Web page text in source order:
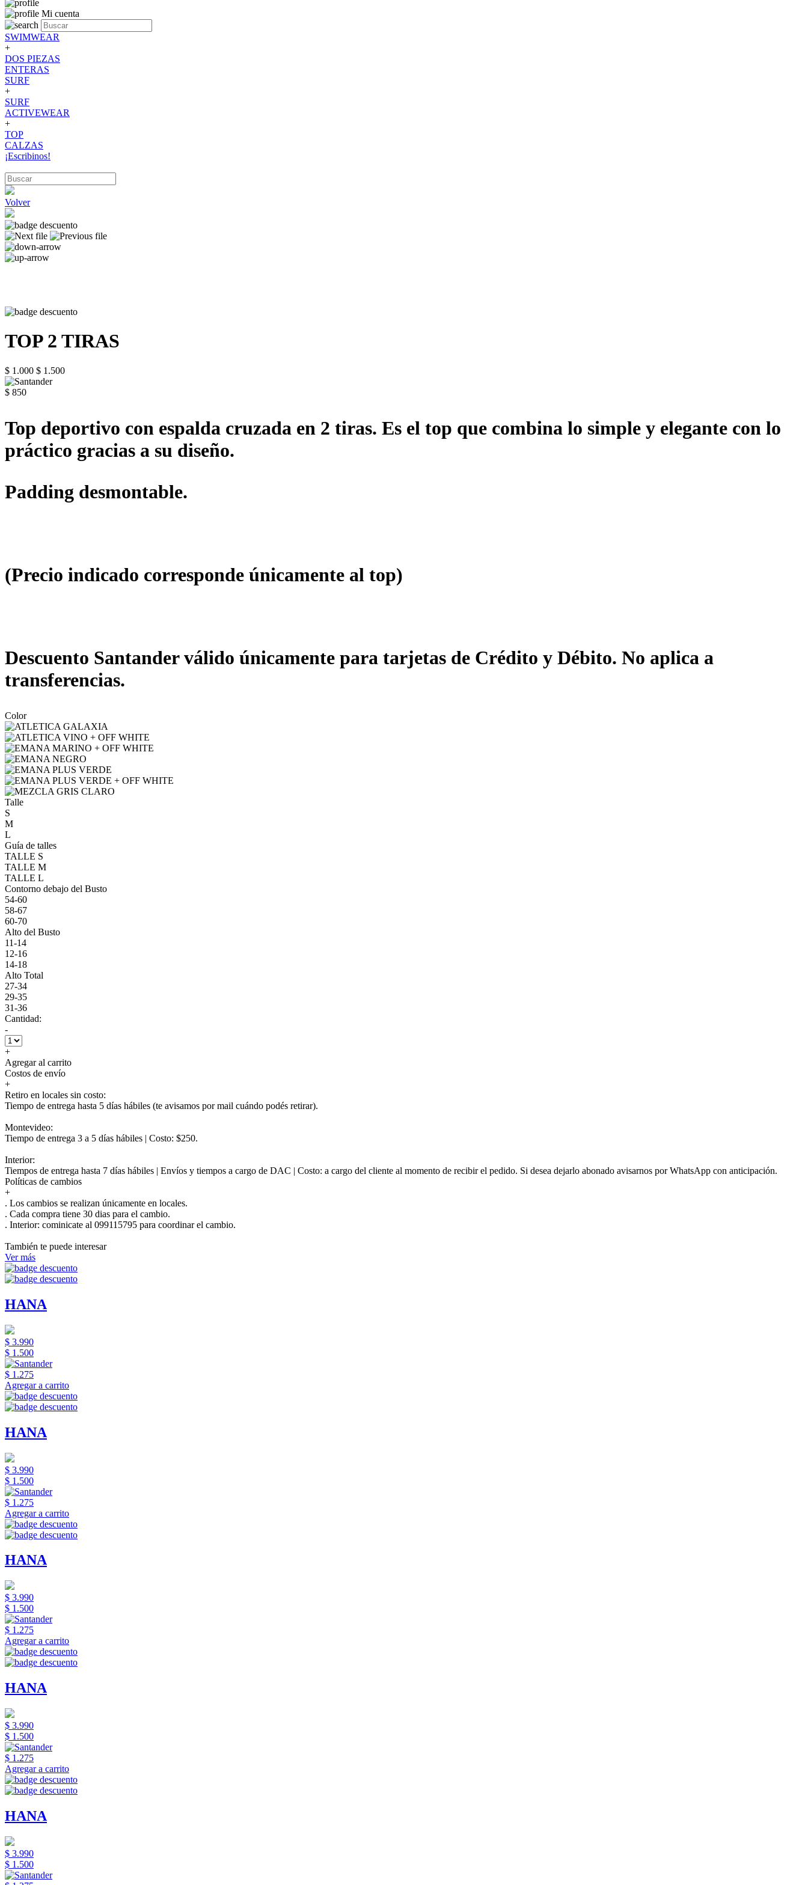
Mi cuenta
SWIMWEAR
+
DOS PIEZAS
ENTERAS
SURF
+
SURF
ACTIVEWEAR
+
TOP
CALZAS
¡Escribinos!
Volver
TOP 2 TIRAS
$ 1.000 $ 1.500
$ 850
Top deportivo con espalda cruzada en 2 tiras. Es el top que combina lo simple y elegante con lo
práctico gracias a su diseño.
Padding desmontable.
(Precio indicado corresponde únicamente al top)
Descuento Santander válido únicamente para tarjetas de Crédito y Débito. No aplica a
transferencias.
Color
Talle
S
M
L
Guía de talles
TALLE S
TALLE M
TALLE L
Contorno debajo del Busto
54-60
58-67
60-70
Alto del Busto
11-14
12-16
14-18
Alto Total
27-34
29-35
31-36
Cantidad:
-
+
Agregar al carrito
Costos de envío
+
Retiro en locales sin costo:
Tiempo de entrega hasta 5 días hábiles (te avisamos por mail cuándo podés retirar).
Montevideo:
Tiempo de entrega 3 a 5 días hábiles | Costo: $250.
Interior:
Tiempos de entrega hasta 7 días hábiles | Envíos y tiempos a cargo de DAC | Costo: a cargo del cliente al momento de recibir el pedido. Si desea dejarlo abonado avisarnos por WhatsApp con anticipación.
Políticas de cambios
+
. Los cambios se realizan únicamente en locales.
. Cada compra tiene 30 dias para el cambio.
. Interior: cominicate al 099115795 para coordinar el cambio.
También te puede interesar
Ver más
HANA
$ 3.990
$ 1.500
$ 1.275
Agregar a carrito
HANA
$ 3.990
$ 1.500
$ 1.275
Agregar a carrito
HANA
$ 3.990
$ 1.500
$ 1.275
Agregar a carrito
HANA
$ 3.990
$ 1.500
$ 1.275
Agregar a carrito
HANA
$ 3.990
$ 1.500